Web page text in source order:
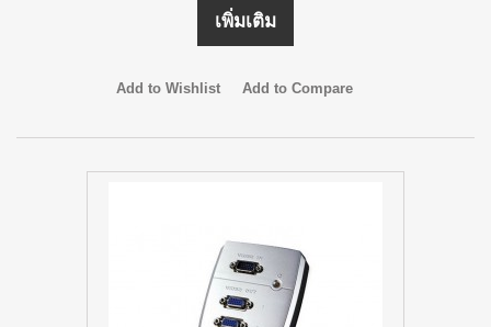
เพิ่มเติม
Add to Wishlist Add to Compare